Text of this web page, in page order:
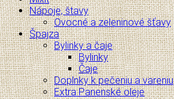
Nápoje, štavy
Ovocné a zeleninové šťavy
Špajza
Bylinky a čaje
Bylinky
Čaje
Doplnky k pečeniu a vareniu
Extra Panenské oleje